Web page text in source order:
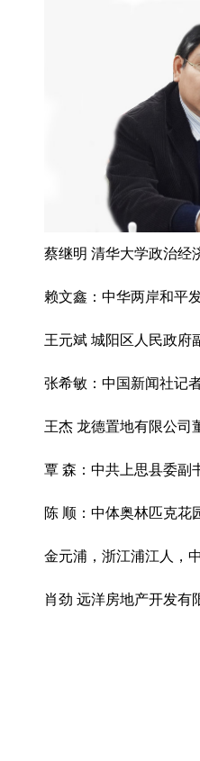
蔡继明 清华大学政治经
王元斌 城阳区人民政府
张希敏：中国新闻社记
王杰 龙德置地有限公司
陈 顺：中体奥林匹克花
肖劲 远洋房地产开发有